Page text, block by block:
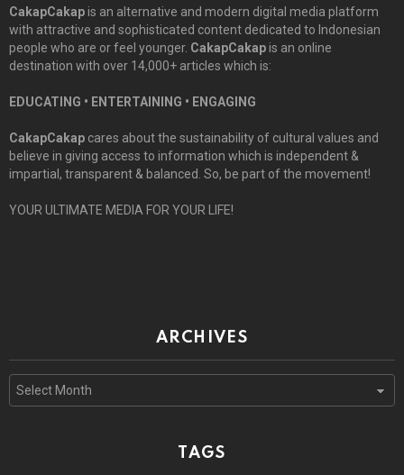
CakapCakapis an alternative and modern digital media platform
with attractive and sophisticated content dedicated to Indonesian
people who are or feel younger. CakapCakapis an online
destination with over 14,000+ articles which is:
EDUCATING • ENTERTAINING • ENGAGING
CakapCakap cares about the sustainability of cultural values and
believe in giving access to information which is independent &
impartial, transparent & balanced. So, be part of the movement!
YOUR ULTIMATE MEDIA FOR YOUR LIFE!
ARCHIVES
Archives
TAGS